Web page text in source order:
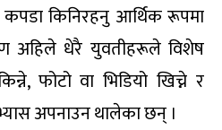
कपडा किनिरहनु आर्थिक रूपमा
अहिले धेरै युवतीहरूले विशेष
फोटो वा भिडियो खिच्ने र
अपनाउन थालेका छन् ।